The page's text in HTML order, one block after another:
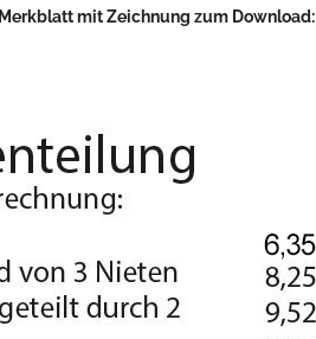
Merkblatt mit Zeichnung zum Download: